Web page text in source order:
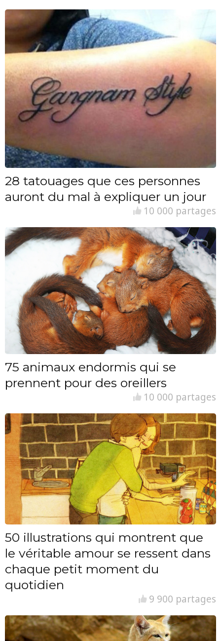
28 tatouages que ces personnes
auront du mal à expliquer un jour
10 000 partages
75 animaux endormis qui se
prennent pour des oreillers
10 000 partages
50 illustrations qui montrent que
le véritable amour se ressent dans
chaque petit moment du
quotidien
9 900 partages